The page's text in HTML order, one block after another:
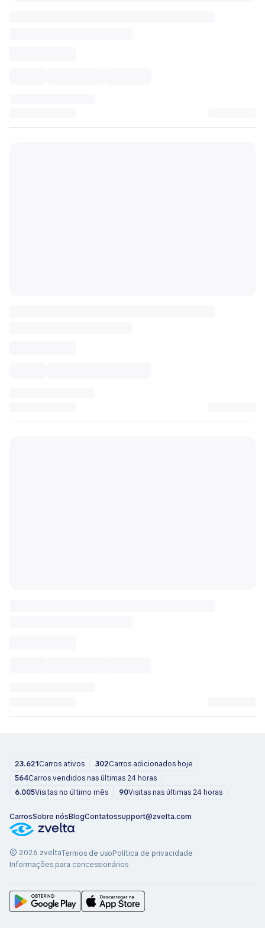
23.621Carros ativos 302Carros adicionados hoje
564Carros vendidos nas últimas 24 horas
6.005Visitas no último mês 90Visitas nas últimas 24 horas
CarrosSobre nósBlogContatossupport@zvelta.com
© 2026 zveltaTermos de usoPolítica de privacidade
Informações para concessionários